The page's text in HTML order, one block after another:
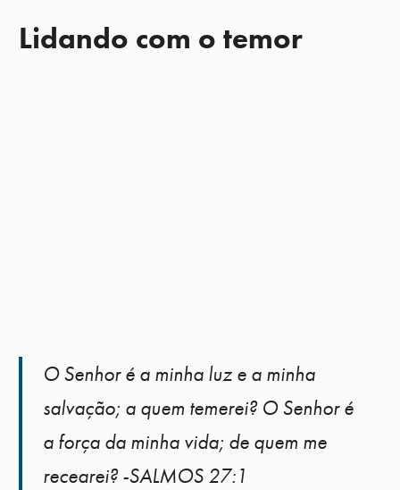
Lidando com o temor
O Senhor é a minha luz e a minha
salvação; a quem temerei? O Senhor é
a força da minha vida; de quem me
recearei? -SALMOS 27:1